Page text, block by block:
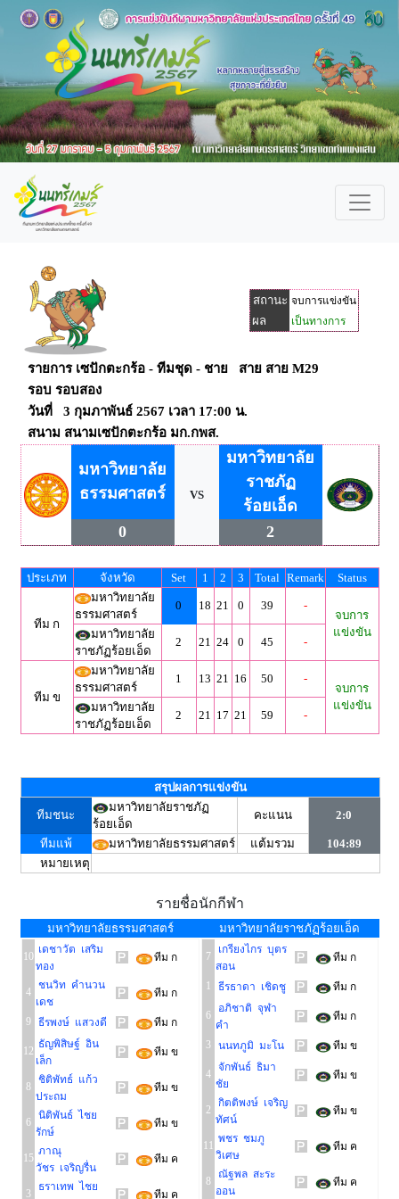
สถานะ จบการแข่งขัน
ผล เป็นทางการ
รายการ เซปักตะกร้อ - ทีมชุด - ชาย สาย สาย M29
รอบ รอบสอง
วันที่ 3 กุมภาพันธ์ 2567 เวลา 17:00 น.
สนาม สนามเซปักตะกร้อ มก.กพส.
มหาวิทยาลัย
ธรรมศาสตร์
VS
มหาวิทยาลัย
ราชภัฏ
ร้อยเอ็ด
0
2
ประเภท จังหวัด Set 1 2 3 Total Remark Status
ทีม ก
มหาวิทยาลัย
ธรรมศาสตร์
0 18 21 0 39 -
จบการ
แข่งขัน
มหาวิทยาลัย
ราชภัฏร้อยเอ็ด
2 21 24 0 45 -
ทีม ข
มหาวิทยาลัย
ธรรมศาสตร์
1 13 21 16 50 -
จบการ
แข่งขัน
มหาวิทยาลัย
ราชภัฏร้อยเอ็ด
2 21 17 21 59 -
สรุปผลการแข่งขัน
ทีมชนะ
มหาวิทยาลัยราชภัฏ
ร้อยเอ็ด
คะแนน 2:0
ทีมแพ้ มหาวิทยาลัยธรรมศาสตร์ แต้มรวม
104:89
หมายเหตุ
รายชื่อนักกีฬา
มหาวิทยาลัยธรรมศาสตร์ มหาวิทยาลัยราชภัฏร้อยเอ็ด
10
เดชาวัต เสริม
ทอง
ทีม ก
4
ชนวิท คำนวน
เดช
ทีม ก
9 ธีรพงษ์ แสวงดี ทีม ก
12
ธัญพิสิษฐ์ อิน
เล็ก
ทีม ข
8
ชิติพัทธ์ แก้ว
ประถม
ทีม ข
6
นิติพันธ์ ไชย
รักษ์
ทีม ข
15
ภาณุ
วัชร เจริญรื่น
ทีม ค
3
ธราเทพ ไชย
ทีม ค
7
เกรียงไกร บุตร
สอน
ทีม ก
1 ธีรธาดา เชิดชู ทีม ก
6
อภิชาติ จุฬา
คำ
ทีม ก
3 นนทภูมิ มะโน ทีม ข
4
จักพันธ์ ธิมา
ชัย
ทีม ข
2
กิตติพงษ์ เจริญ
ทัศน์
ทีม ข
11
พชร ชมภู
วิเศษ
ทีม ค
8
ณัฐพล สะระ
ออน
ทีม ค